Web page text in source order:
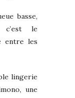
basse,
c’est le
entre les
lingerie
une